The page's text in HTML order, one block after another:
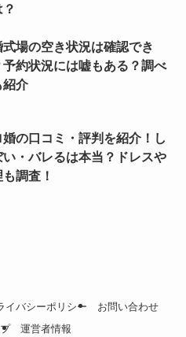
？
式場の空き状況は確認でき
予約状況には嘘もある？調べ
紹介
婚の口コミ・評判を紹介！し
い・バレるは本当？ドレスや
調査！
イバシーポリシー
お問い合わせ
運営者情報